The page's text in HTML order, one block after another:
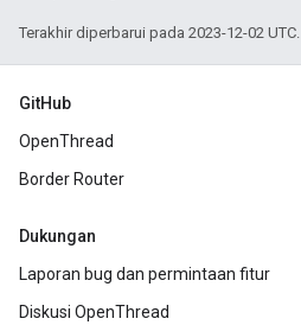
Terakhir diperbarui pada 2023-12-02 UTC.
GitHub
OpenThread
Border Router
Dukungan
Laporan bug dan permintaan fitur
Diskusi OpenThread